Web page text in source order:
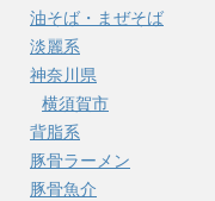
油そば・まぜそば
淡麗系
神奈川県
横須賀市
背脂系
豚骨ラーメン
豚骨魚介